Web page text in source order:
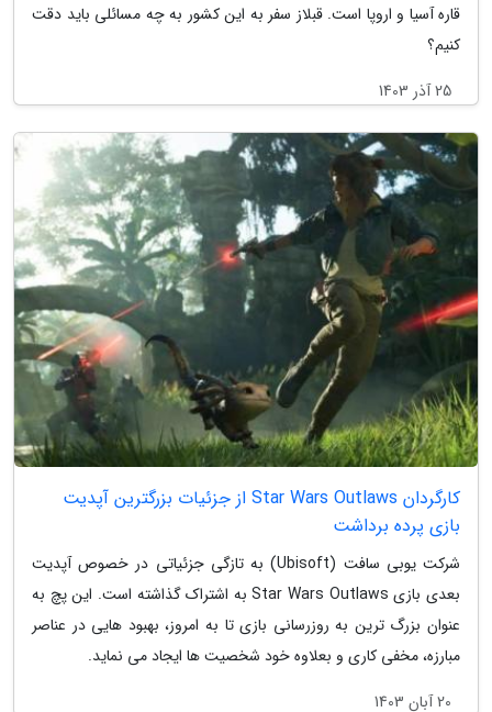
قاره آسیا و اروپا است. قبلاز سفر به این کشور به چه مسائلی باید دقت
کنیم؟
25 آذر 1403
کارگردان Star Wars Outlaws از جزئیات بزرگترین آپدیت
بازی پرده برداشت
شرکت یوبی سافت (Ubisoft) به تازگی جزئیاتی در خصوص آپدیت
بعدی بازی Star Wars Outlaws به اشتراک گذاشته است. این پچ به
عنوان بزرگ ترین به روزرسانی بازی تا به امروز، بهبود هایی در عناصر
مبارزه، مخفی کاری و بعلاوه خود شخصیت ها ایجاد می نماید.
20 آبان 1403